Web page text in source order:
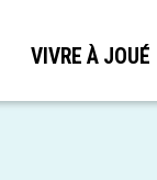
VIVRE À JOUÉ